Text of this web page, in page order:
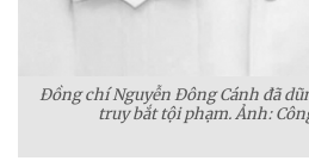
Đồng chí Nguyễn Đông Cánh đã
truy bắt tội phạm. Ảnh: